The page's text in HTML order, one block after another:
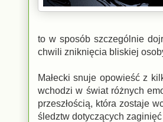
to w sposób szczególnie
chwili zniknięcia bliskiej
Małecki snuje opowieść z
wchodzi w świat różnych
przeszłością, która zostaje
śledztw dotyczących